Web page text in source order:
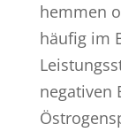
hemmen
häufig im
negativen